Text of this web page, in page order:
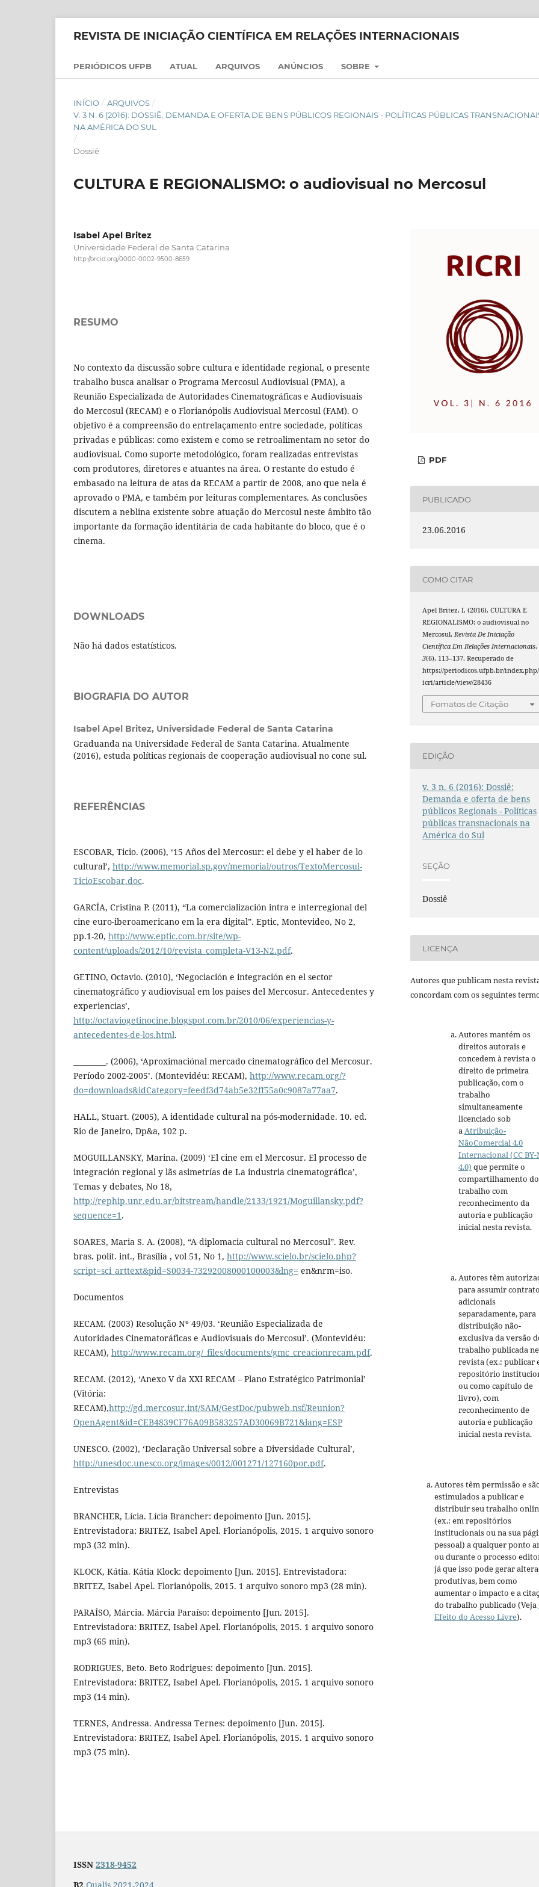
REVISTA DE INICIAÇÃO CIENTÍFICA EM RELAÇÕES INTERNACIONAIS
PERIÓDICOS UFPB ATUAL ARQUIVOS ANÚNCIOS SOBRE
INÍCIO / ARQUIVOS /
V. 3 N. 6 (2016): DOSSIÊ: DEMANDA E OFERTA DE BENS PÚBLICOS REGIONAIS - POLÍTICAS PÚBLICAS
NA AMÉRICA DO SUL
/
Dossiê
CULTURA E REGIONALISMO: o audiovisual no Mercosul
Isabel Apel Britez
Universidade Federal de Santa Catarina
http://orcid.org/0000-0002-9500-8659
RESUMO
No contexto da discussão sobre cultura e identidade regional, o presente
trabalho busca analisar o Programa Mercosul Audiovisual (PMA), a
Reunião Especializada de Autoridades Cinematográficas e Audiovisuais
do Mercosul (RECAM) e o Florianópolis Audiovisual Mercosul (FAM). O
objetivo é a compreensão do entrelaçamento entre sociedade, políticas
privadas e públicas: como existem e como se retroalimentam no setor do
audiovisual. Como suporte metodológico, foram realizadas entrevistas
com produtores, diretores e atuantes na área. O restante do estudo é
embasado na leitura de atas da RECAM a partir de 2008, ano que nela é
aprovado o PMA, e também por leituras complementares. As conclusões
discutem a neblina existente sobre atuação do Mercosul neste âmbito tão
importante da formação identitária de cada habitante do bloco, que é o
cinema.
DOWNLOADS
Não há dados estatísticos.
BIOGRAFIA DO AUTOR
Isabel Apel Britez, Universidade Federal de Santa Catarina
Graduanda na Universidade Federal de Santa Catarina. Atualmente
(2016), estuda políticas regionais de cooperação audiovisual no cone sul.
REFERÊNCIAS
ESCOBAR, Ticio. (2006), ‘15 Años del Mercosur: el debe y el haber de lo
cultural’, http://www.memorial.sp.gov/memorial/outros/TextoMercosul-
TicioEscobar.doc.
GARCÍA, Cristina P. (2011), “La comercialización intra e interregional del
cine euro-iberoamericano em la era digital”. Eptic, Montevideo, No 2,
pp.1-20, http://www.eptic.com.br/site/wp-
content/uploads/2012/10/revista_completa-V13-N2.pdf.
GETINO, Octavio. (2010), ‘Negociación e integración en el sector
cinematográfico y audiovisual em los países del Mercosur. Antecedentes y
experiencias’,
http://octaviogetinocine.blogspot.com.br/2010/06/experiencias-y-
antecedentes-de-los.html.
_________. (2006), ‘Aproximaciónal mercado cinematográfico del Mercosur.
Período 2002-2005’. (Montevidéu: RECAM), http://www.recam.org/?
do=downloads&idCategory=feedf3d74ab5e32ff55a0c9087a77aa7.
HALL, Stuart. (2005), A identidade cultural na pós-modernidade. 10. ed.
Rio de Janeiro, Dp&a, 102 p.
MOGUILLANSKY, Marina. (2009) ‘El cine em el Mercosur. El processo de
integración regional y lãs asimetrías de La industria cinematográfica’,
Temas y debates, No 18,
http://rephip.unr.edu.ar/bitstream/handle/2133/1921/Moguillansky.pdf?
sequence=1.
SOARES, Maria S. A. (2008), “A diplomacia cultural no Mercosul”. Rev.
bras. polít. int., Brasília , vol 51, No 1, http://www.scielo.br/scielo.php?
script=sci_arttext&pid=S0034-73292008000100003&lng= en&nrm=iso.
Documentos
RECAM. (2003) Resolução Nº 49/03. ‘Reunião Especializada de
Autoridades Cinematoráficas e Audiovisuais do Mercosul’. (Montevidéu:
RECAM), http://www.recam.org/_files/documents/gmc_creacionrecam.pdf.
RECAM. (2012), ‘Anexo V da XXI RECAM – Plano Estratégico Patrimonial’
(Vitória:
RECAM),http://gd.mercosur.int/SAM/GestDoc/pubweb.nsf/Reunion?
OpenAgent&id=CEB4839CF76A09B583257AD30069B721&lang=ESP
UNESCO. (2002), ‘Declaração Universal sobre a Diversidade Cultural’,
http://unesdoc.unesco.org/images/0012/001271/127160por.pdf.
Entrevistas
BRANCHER, Lícia. Lícia Brancher: depoimento [Jun. 2015].
Entrevistadora: BRITEZ, Isabel Apel. Florianópolis, 2015. 1 arquivo sonoro
mp3 (32 min).
KLOCK, Kátia. Kátia Klock: depoimento [Jun. 2015]. Entrevistadora:
BRITEZ, Isabel Apel. Florianópolis, 2015. 1 arquivo sonoro mp3 (28 min).
PARAÍSO, Márcia. Márcia Paraíso: depoimento [Jun. 2015].
Entrevistadora: BRITEZ, Isabel Apel. Florianópolis, 2015. 1 arquivo sonoro
mp3 (65 min).
RODRIGUES, Beto. Beto Rodrigues: depoimento [Jun. 2015].
Entrevistadora: BRITEZ, Isabel Apel. Florianópolis, 2015. 1 arquivo sonoro
mp3 (14 min).
TERNES, Andressa. Andressa Ternes: depoimento [Jun. 2015].
Entrevistadora: BRITEZ, Isabel Apel. Florianópolis, 2015. 1 arquivo sonoro
mp3 (75 min).
PDF
PUBLICADO
23.06.2016
COMO CITAR
Apel Britez, I. (2016). CULTURA E
REGIONALISMO: o audiovisual no
Mercosul.Revista De Iniciação
Científica Em Relações Internacionais,
3(6), 113–137. Recuperado de
https://periodicos.ufpb.br/
icri/article/view/28436
Fomatos de Citação
EDIÇÃO
v. 3 n. 6 (2016): Dossiê:
Demanda e oferta de bens
públicos Regionais - Políticas
públicas transnacionais na
América do Sul
SEÇÃO
Dossiê
LICENÇA
Autores que publicam nesta
concordam com os seguintes
Autores mantém os
direitos autorais e
concedem à revista o
direito de primeira
publicação, com o
trabalho
simultaneamente
licenciado sob
aAtribuição-
NãoComercial 4.0
Internacional (CC BY-
4.0) que permite o
compartilhamento do
trabalho com
reconhecimento da
autoria e publicação
inicial nesta revista.
Autores têm
para assumir
adicionais
separadamente, para
distribuição não-
exclusiva da versão
trabalho publicada
revista (ex.: publicar
repositório
ou como capítulo de
livro), com
reconhecimento de
autoria e publicação
inicial nesta revista.
Autores têm permissão e
estimulados a publicar e
distribuir seu trabalho
(ex.: em repositórios
institucionais ou na sua
pessoal) a qualquer ponto
ou durante o processo
já que isso pode gerar
produtivas, bem como
aumentar o impacto e a
do trabalho publicado (Veja
Efeito do Acesso Livre).
ISSN 2318-9452